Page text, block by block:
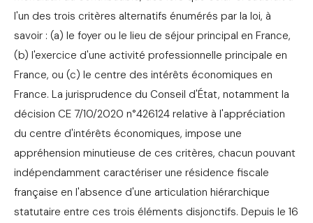
l'un des trois critères alternatifs énumérés par la loi, à
savoir : (a) le foyer ou le lieu de séjour principal en France,
(b) l'exercice d'une activité professionnelle principale en
France, ou (c) le centre des intérêts économiques en
France. La jurisprudence du Conseil d'État, notamment la
décision CE 7/10/2020 n°426124 relative à l'appréciation
du centre d'intérêts économiques, impose une
appréhension minutieuse de ces critères, chacun pouvant
indépendamment caractériser une résidence fiscale
française en l'absence d'une articulation hiérarchique
statutaire entre ces trois éléments disjonctifs. Depuis le 16